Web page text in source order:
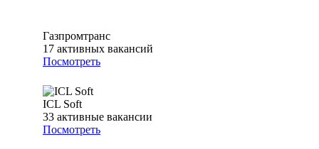
Газпромтранс
17 активных вакансий
Посмотреть
ICL Soft
33 активные вакансии
Посмотреть